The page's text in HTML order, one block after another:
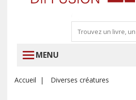
MENU
Accueil Diverses créatures